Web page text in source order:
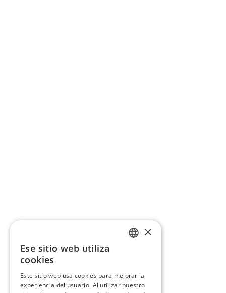
×
Ese sitio web utiliza
cookies
Este sitio web usa cookies para mejorar la
experiencia del usuario. Al utilizar nuestro